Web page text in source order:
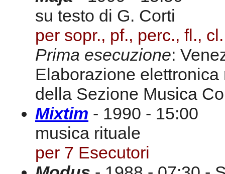
su testo di G. Corti
per sopr., pf., perc., fl.,
Prima esecuzione:
Elaborazione
della Sezione Musica
Mixtim - 1990 - 15:00
musica rituale
per 7 Esecutori